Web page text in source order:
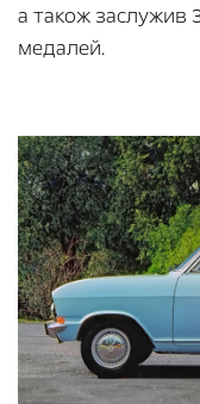
а також заслужив
медалей.